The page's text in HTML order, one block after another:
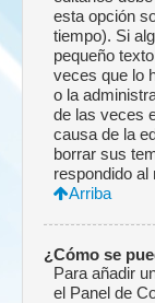
esta opción
tiempo). Si
pequeño
veces que lo
o la
de las veces
causa de la
borrar sus
respondido al
Arriba
¿Cómo se
Para añadir
el Panel de